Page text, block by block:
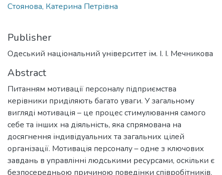
Стоянова, Катерина Петрівна
Publisher
Одеський національний університет ім. І. І. Мечникова
Abstract
Питанням мотивації персоналу підприємства
керівники приділяють багато уваги. У загальному
вигляді мотивація – це процес стимулювання самого
себе та інших на діяльність, яка спрямована на
досягнення індивідуальних та загальних цілей
організації. Мотивація персоналу – одне з ключових
завдань в управлінні людськими ресурсами, оскільки є
безпосередньою причиною поведінки співробітників.